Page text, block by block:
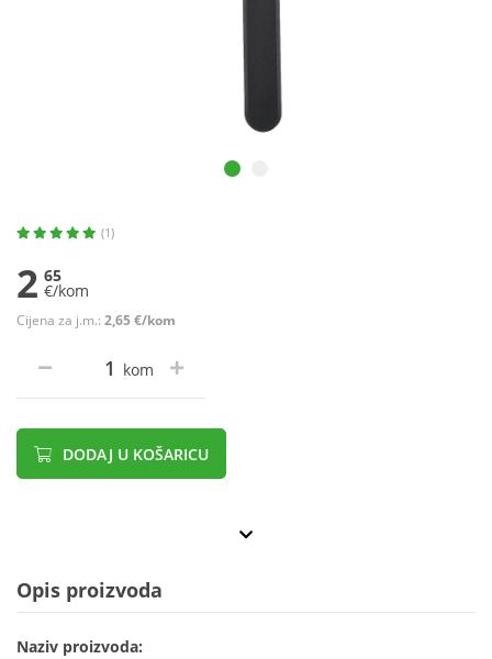
(1)
2 65
€/kom
Cijena za j.m.: 2,65 €/kom
kom
DODAJ U KOŠARICU
Opis proizvoda
Naziv proizvoda: